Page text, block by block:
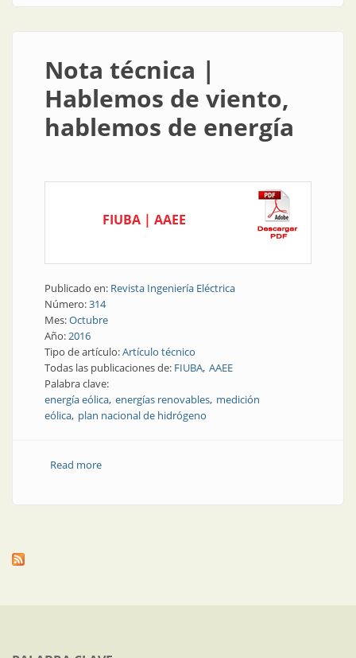
Nota técnica |
Hablemos de viento,
hablemos de energía
FIUBA | AAEE
Publicado en: Revista Ingeniería Eléctrica
Número:314
Mes:Octubre
Año:2016
Tipo de artículo:Artículo técnico
Todas las publicaciones de: FIUBA AAEE
Palabra clave:
energía eólica energías renovables medición
eólica plan nacional de hidrógeno
Read moreabout Nota técnica | Hablemos de viento, hablemos